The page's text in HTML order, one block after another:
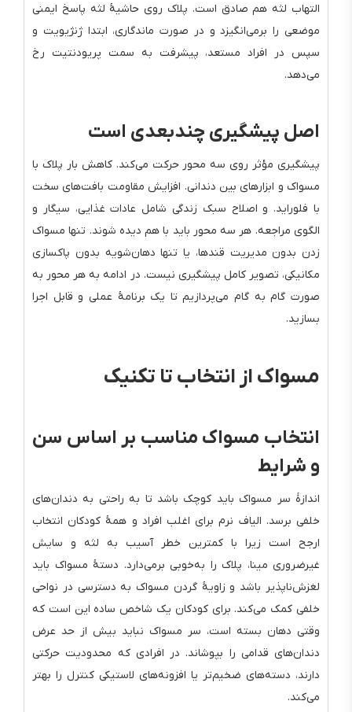
التهاب لثه هم صادق است. پلاک روی حاشیهٔ لثه پاسخ ایمنی
موضعی را برمی‌انگیزد و در صورت ماندگاری، ابتدا ژنژیویت و
سپس در افراد مستعد، پیشرفت به سمت پریودنتیت رخ
می‌دهد.
اصل پیشگیری چندبعدی است
پیشگیری مؤثر روی سه محور حرکت می‌کند. کاهش بار پلاک با
مسواک و ابزارهای بین دندانی. افزایش مقاومت بافت‌های سخت
با فلوراید. و اصلاح سبک زندگی شامل عادات غذایی، سیگار و
الگوی مراجعه. هر سه محور باید با هم دیده شوند. تنها مسواک
زدن بدون مدیریت قندها، یا تنها دهان‌شویه بدون پاکسازی
مکانیکی، تصویر کامل پیشگیری نیست. در ادامه به هر محور به
صورت گام به گام می‌پردازیم تا یک برنامهٔ عملی و قابل اجرا
بسازید.
مسواک از انتخاب تا تکنیک
انتخاب مسواک مناسب بر اساس سن
و شرایط
اندازهٔ سر مسواک باید کوچک باشد تا به راحتی به دندان‌های
خلفی برسد. الیاف نرم برای اغلب افراد و همهٔ کودکان انتخاب
ارجح است زیرا با کمترین خطر آسیب به لثه و سایش
غیرضروری مینا، پلاک را به‌خوبی برمی‌دارد. دستهٔ مسواک باید
لغزش‌ناپذیر باشد و زاویهٔ گردن مسواک به دسترسی در نواحی
خلفی کمک می‌کند. برای کودکان یک شاخص ساده این است که
وقتی دهان بسته است، سر مسواک نباید بیش از حد عرض
دندان‌های قدامی را بپوشاند. در افرادی که محدودیت حرکتی
دارند، دسته‌های ضخیم‌تر یا افزونه‌های لاستیکی کنترل را بهتر
می‌کند.